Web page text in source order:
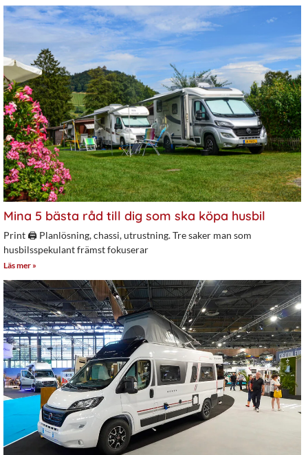
Mina 5 bästa råd till dig som ska köpa husbil
Print 🖨 Planlösning, chassi, utrustning. Tre saker man som
husbilsspekulant främst fokuserar
Läs mer »